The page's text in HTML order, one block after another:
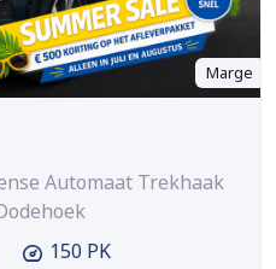
Marge
Automaat Trekhaak
150 PK